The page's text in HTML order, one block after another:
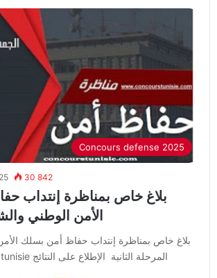
Concours defense 2025
30 842
بلاغ خاص بمناظرة إنتداب
الأمن الوطني
بلاغ خاص بمناظرة إنتداب حفاظ أمن بسلك
الوطنية concours tunisie المرحلة الثانية الإطلاع على النتائج